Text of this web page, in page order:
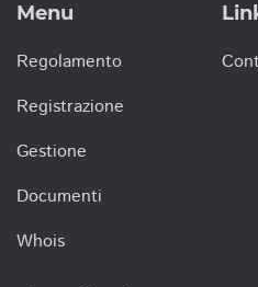
Menu
Regolamento
Registrazione
Gestione
Documenti
Whois